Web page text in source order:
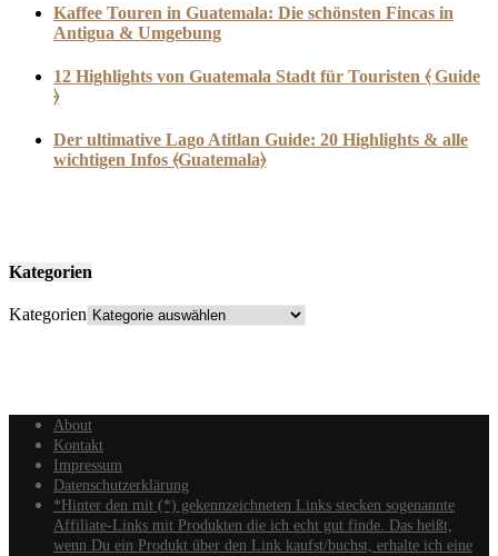
Kaffee Touren in Guatemala: Die schönsten Fincas in
Antigua & Umgebung
12 Highlights von Guatemala Stadt für Touristen ⦑ Guide
⦒
Der ultimative Lago Atitlan Guide: 20 Highlights & alle
wichtigen Infos ⦑Guatemala⦒
Kategorien
Kategorien
About
Kontakt
Impressum
Datenschutzerklärung
*Hinter den mit (*) gekennzeichneten Links stecken sogenannte
Affiliate-Links mit Produkten die ich echt gut finde. Das heißt,
wenn Du ein Produkt über den Link kaufst/buchst, erhalte ich eine